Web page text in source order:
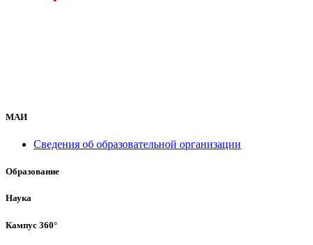
МАИ
Сведения об образовательной организации
Образование
Наука
Кампус 360°